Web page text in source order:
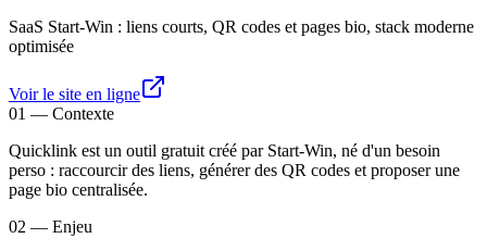
SaaS Start-Win : liens courts, QR codes et pages bio, stack moderne
optimisée
Voir le site en ligne
01 — Contexte
Quicklink est un outil gratuit créé par Start-Win, né d'un besoin
perso : raccourcir des liens, générer des QR codes et proposer une
page bio centralisée.
02 — Enjeu